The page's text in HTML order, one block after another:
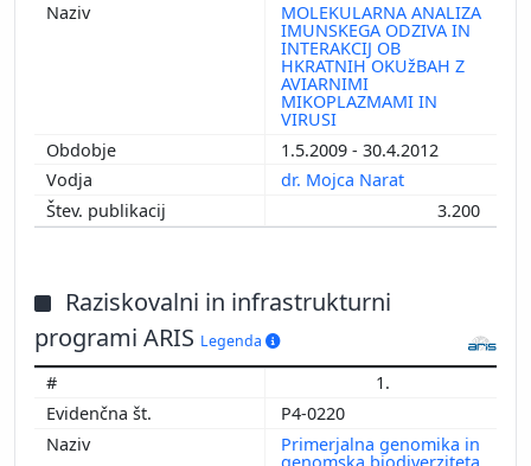
MOLEKULARNA ANALIZA
IMUNSKEGA ODZIVA IN
INTERAKCIJ OB
HKRATNIH OKUžBAH Z
AVIARNIMI
MIKOPLAZMAMI IN
VIRUSI
1.5.2009 - 30.4.2012
dr. Mojca Narat
3.200
Raziskovalni in infrastrukturni
programi ARIS Legenda
1.
P4-0220
Primerjalna genomika in
genomska biodiverziteta